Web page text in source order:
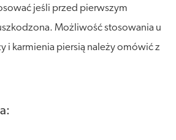
jeśli przed pierwszym
Możliwość stosowania u
i karmienia piersią należy omówić z